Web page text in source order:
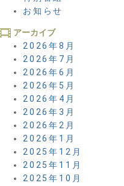
お知らせ
アーカイブ
2026年8月
2026年7月
2026年6月
2026年5月
2026年4月
2026年3月
2026年2月
2026年1月
2025年12月
2025年11月
2025年10月